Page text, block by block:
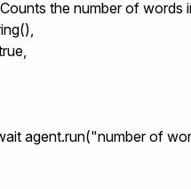
"Counts the number of words
agent.run("number of